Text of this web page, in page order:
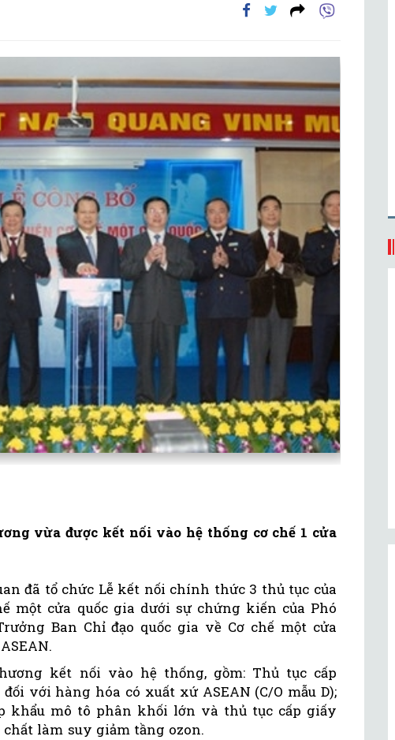
vừa được kết nối vào hệ thống cơ chế 1 cửa
đã tổ chức Lễ kết nối chính thức 3 thủ tục của
một cửa quốc gia dưới sự chứng kiến của Phó
Ban Chỉ đạo quốc gia về Cơ chế một cửa
kết nối vào hệ thống, gồm: Thủ tục cấp
với hàng hóa có xuất xứ ASEAN (C/O mẫu D);
khẩu mô tô phân khối lớn và thủ tục cấp giấy
làm suy giảm tầng ozon.